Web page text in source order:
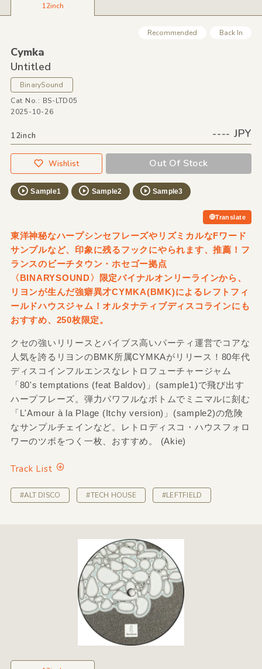
12inch
Recommended Back In
Cymka
Untitled
BinarySound
Cat No.: BS-LTD05
2025-10-26
12inch ---- JPY
Wishlist Out Of Stock
Sample1 Sample2 Sample3
Translate
東洋神秘なハープシンセフレーズやリズミカルなFワード
サンプルなど、印象に残るフックにやられます、推薦！フ
ランスのビーチタウン・ホセゴー拠点
〈BINARYSOUND〉限定バイナルオンリーラインから、
リヨンが生んだ強癖異才CYMKA(BMK)によるレフトフィ
ールドハウスジャム！オルタナティブディスコラインにも
おすすめ、250枚限定。
クセの強いリリースとバイブス高いパーティ運営でコアな
人気を誇るリヨンのBMK所属CYMKAがリリース！80年代
ディスコインフルエンスなレトロフューチャージャム
「80's temptations (feat Baldov)」(sample1)で飛び出す
ハープフレーズ。弾力パワフルなボトムでミニマルに刻む
「L'Amour à la Plage (Itchy version)」(sample2)の危険
なサンプルチェインなど。レトロディスコ・ハウスフォロ
ワーのツボをつく一枚、おすすめ。 (Akie)
Track List
#ALT DISCO #TECH HOUSE #LEFTFIELD